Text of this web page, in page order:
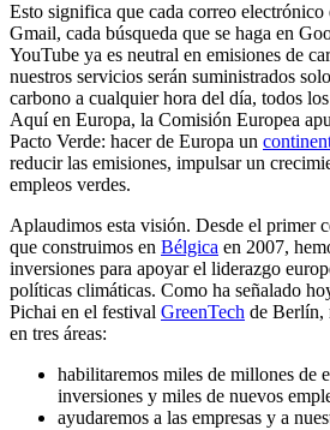
Esto significa que cada correo electrónico
Gmail, cada búsqueda que se haga en
YouTube ya es neutral en emisiones de
nuestros servicios serán suministrados
carbono a cualquier hora del día, todos
Aquí en Europa, la Comisión Europea
Pacto Verde: hacer de Europa un
reducir las emisiones, impulsar un
empleos verdes.
Aplaudimos esta visión. Desde el primer
que construimos en Bélgica en 2007,
inversiones para apoyar el liderazgo
políticas climáticas. Como ha señalado
Pichai en el festival GreenTech de Berlín,
en tres áreas:
habilitaremos miles de millones de
inversiones y miles de nuevos
ayudaremos a las empresas y a